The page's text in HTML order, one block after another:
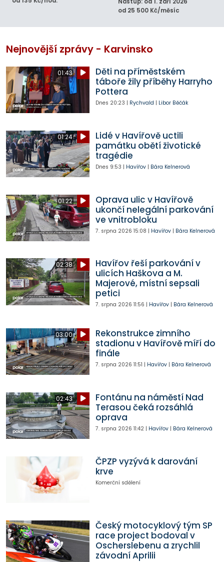
Nástup: od 1. září 2026
od 25 500 Kč/měsíc
Nejnovější zprávy - Karvinsko
01:43
Děti na příměstském
táboře žily příběhy Harryho
Pottera
Dnes 20:23 | Rychvald | Libor Běčák
01:24
Lidé v Havířově uctili
památku obětí životické
tragédie
Dnes 9:53 | Havířov| Bára Kelnerová
01:22
Oprava ulic v Havířově
ukončí nelegální parkování
ve vnitrobloku
7. srpna 2026 15:08 | Havířov| Bára Kelnerová
02:38
Havířov řeší parkování v
ulicích Haškova a M.
Majerové, místní sepsali
petici
7. srpna 2026 11:56 | Havířov| Bára Kelnerová
03:00
Rekonstrukce zimního
stadionu v Havířově míří do
finále
7. srpna 2026 11:51 | Havířov| Bára Kelnerová
02:43
Fontánu na náměstí Nad
Terasou čeká rozsáhlá
oprava
7. srpna 2026 11:42| Havířov| Bára Kelnerová
ČPZP vyzývá k darování
krve
Komerční sdělení
Český motocyklový tým SP
race project bodoval v
Oscherslebenu a zrychlil
závodní Aprilii